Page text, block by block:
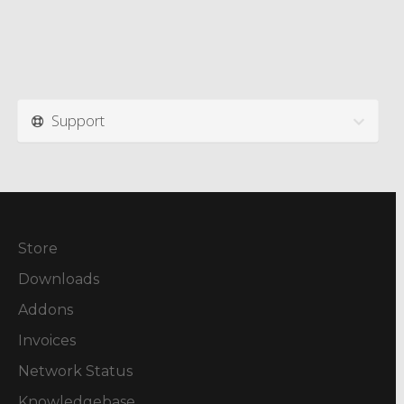
Support
Store
Downloads
Addons
Invoices
Network Status